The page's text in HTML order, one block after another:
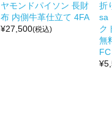
ヤモンドパイソン 長財
布 内側牛革仕立て 4FA
¥27,500(税込)
折
sa
ク
無
FC
¥